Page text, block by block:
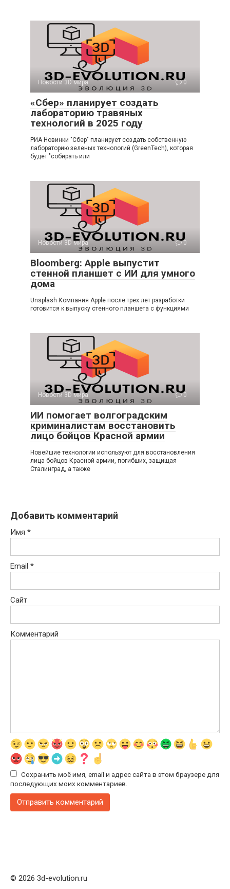
Новости 3D мира 0
«Сбер» планирует создать
лабораторию травяных
технологий в 2025 году
РИА Новинки "Сбер" планирует создать собственную
лабораторию зеленых технологий (GreenTech), которая
будет "собирать или
Новости 3D мира 0
Bloomberg: Apple выпустит
стенной планшет с ИИ для умного
дома
Unsplash Компания Apple после трех лет разработки
готовится к выпуску стенного планшета с функциями
Новости 3D мира 0
ИИ помогает волгоградским
криминалистам восстановить
лицо бойцов Красной армии
Новейшие технологии используют для восстановления
лица бойцов Красной армии, погибших, защищая
Сталинград, а также
Добавить комментарий
Имя *
Email *
Сайт
Комментарий
Сохранить моё имя, email и адрес сайта в этом браузере для
последующих моих комментариев.
© 2026 3d-evolution.ru